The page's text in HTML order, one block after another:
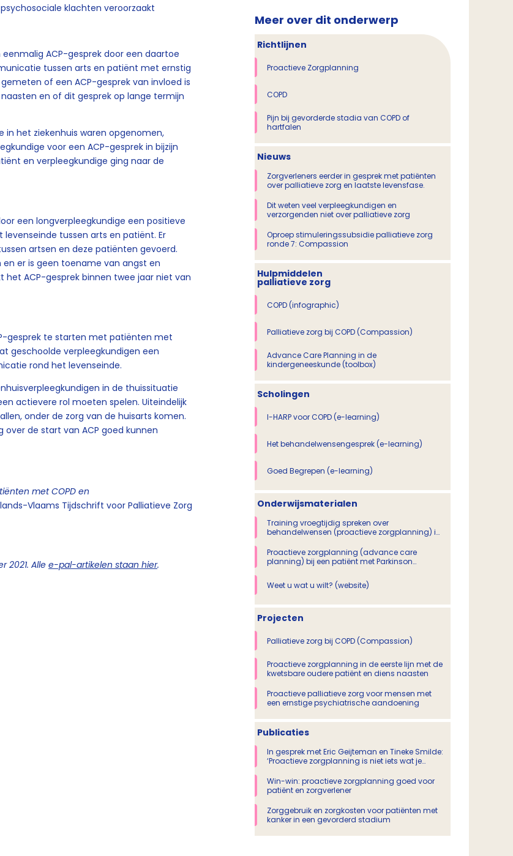
klachten veroorzaakt
ACP-gesprek door een daartoe
tussen arts en patiënt met ernstig
of een ACP-gesprek van invloed is
en of dit gesprek op lange termijn
in het ziekenhuis waren opgenomen,
voor een ACP-gesprek in bijzijn
en verpleegkundige ging naar de
een longverpleegkundige een positieve
tussen arts en patiënt. Er
artsen en deze patiënten gevoerd.
er is geen toename van angst en
het ACP-gesprek binnen twee jaar niet van
gesprek te starten met patiënten met
geschoolde verpleegkundigen een
rond het levenseinde.
in de thuissituatie
actievere rol moeten spelen. Uiteindelijk
onder de zorg van de huisarts komen.
de start van ACP goed kunnen
met COPD en
Vlaams Tijdschrift voor Palliatieve Zorg
2021. Alle e-pal-artikelen staan hier.
Meer over dit onderwerp
Richtlijnen
Proactieve Zorgplanning
COPD
Pijn bij gevorderde stadia van COPD of
hartfalen
Nieuws
Zorgverleners eerder in gesprek met patiënten
over palliatieve zorg en laatste levensfase.
Dit weten veel verpleegkundigen en
verzorgenden niet over palliatieve zorg
Oproep stimuleringssubsidie palliatieve zorg
ronde 7: Compassion
Hulpmiddelen
palliatieve zorg
COPD (infographic)
Palliatieve zorg bij COPD (Compassion)
Advance Care Planning in de
kindergeneeskunde (toolbox)
Scholingen
I-HARP voor COPD (e-learning)
Het behandelwensengesprek (e-learning)
Goed Begrepen (e-learning)
Onderwijsmaterialen
Training vroegtijdig spreken over
behandelwensen (proactieve zorgplanning) in
Proactieve zorgplanning (advance care
planning) bij een patiënt met Parkinson
Weet u wat u wilt? (website)
Projecten
Palliatieve zorg bij COPD (Compassion)
Proactieve zorgplanning in de eerste lijn met de
kwetsbare oudere patiënt en diens naasten
Proactieve palliatieve zorg voor mensen met
een ernstige psychiatrische aandoening
Publicaties
In gesprek met Eric Geijteman en Tineke Smilde:
‘Proactieve zorgplanning is niet iets wat je
Win-win: proactieve zorgplanning goed voor
patiënt en zorgverlener
Zorggebruik en zorgkosten voor patiënten met
kanker in een gevorderd stadium